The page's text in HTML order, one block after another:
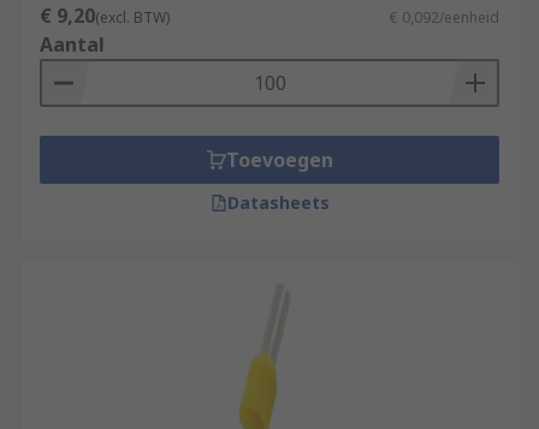
€ 9,20(excl. BTW) € 0,092/eenheid
Aantal
Toevoegen
Datasheets